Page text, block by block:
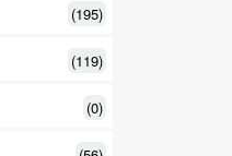
(195)
(119)
(0)